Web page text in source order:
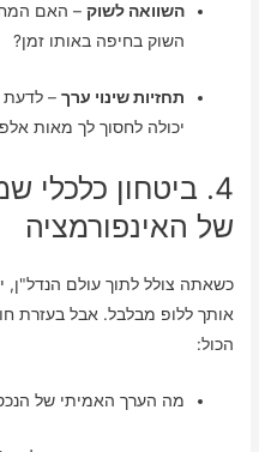
השוואה לשוק – האם
השוק בחיפה באותו זמן?
תחזיות שינוי ערך – לדעת
יכולה לחסוך לך מאות
4. ביטחון
של האינפורמציה
כשאתה צולל לתוך עולם הנדל"ן,
אותך ללופ מבלבל. אבל בעזרת
הכול:
מה הערך האמיתי של